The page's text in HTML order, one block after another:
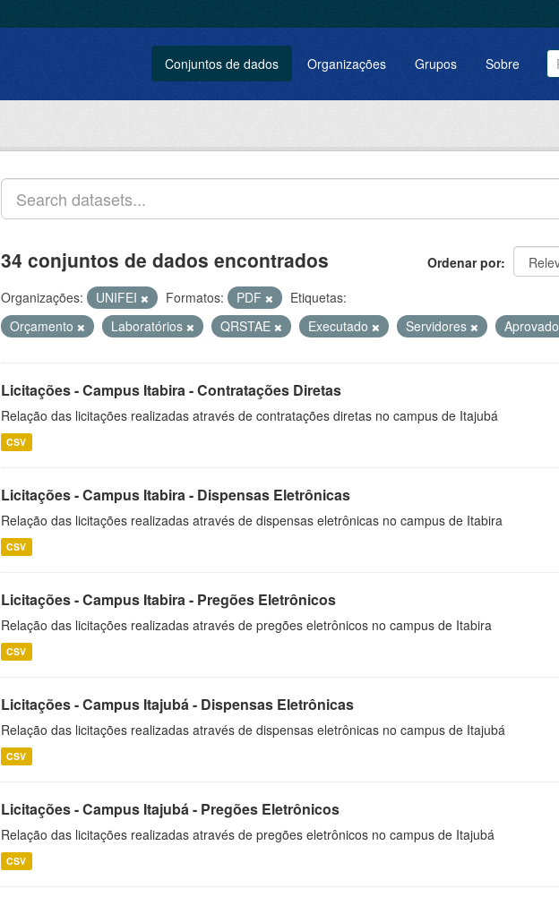
Conjuntos de dados Organizações Grupos Sobre
Ordenar por
34 conjuntos de dados encontrados
Organizações: UNIFEI Formatos: PDF
Etiquetas:
Orçamento
Laboratórios QRSTAE Executado Servidores Aprovado
Licitações - Campus Itabira - Contratações Diretas
Relação das licitações realizadas através de contratações diretas no campus de Itajubá
CSV
Licitações - Campus Itabira - Dispensas Eletrônicas
Relação das licitações realizadas através de dispensas eletrônicas no campus de Itabira
CSV
Licitações - Campus Itabira - Pregões Eletrônicos
Relação das licitações realizadas através de pregões eletrônicos no campus de Itabira
CSV
Licitações - Campus Itajubá - Dispensas Eletrônicas
Relação das licitações realizadas através de dispensas eletrônicas no campus de Itajubá
CSV
Licitações - Campus Itajubá - Pregões Eletrônicos
Relação das licitações realizadas através de pregões eletrônicos no campus de Itajubá
CSV